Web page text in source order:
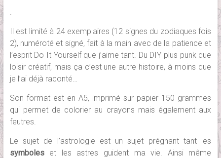
.
Il est limité à 24 exemplaires (12 signes du zodiaques fois
2), numéroté et signé, fait à la main avec de la patience et
l’esprit Do It Yourself que j’aime tant. Du DIY plus punk que
loisir créatif, mais ça c’est une autre histoire, à moins que
je l’ai déjà raconté…
Son format est en A5, imprimé sur papier 150 grammes
qui permet de colorier au crayons mais également aux
feutres.
Le sujet de l’astrologie est un sujet prégnant tant les
symboleset les astres guident ma vie. Ainsi même